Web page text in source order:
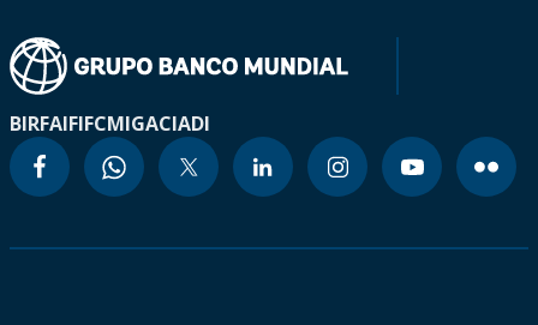
BIRFAIFIFCMIGACIADI